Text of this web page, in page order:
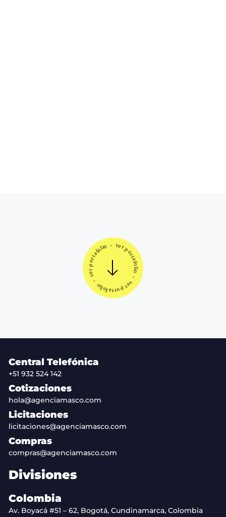
Central Telefónica
+51 932 524 142
Cotizaciones
hola@agenciamasco.com
Licitaciones
licitaciones@agenciamasco.com
Compras
compras@agenciamasco.com
Divisiones
Colombia
Av. Boyacá #51 – 62, Bogotá, Cundinamarca, Colombia